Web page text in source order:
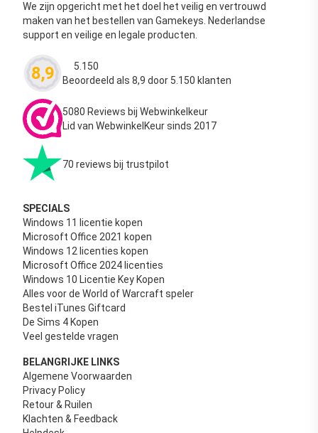
We zijn opgericht met het doel het veilig en vertrouwd
maken van het bestellen van Gamekeys. Nederlandse
support en veilige en legale producten.
8,9 Waardering
5.150
Beoordeeld als 8,9 door 5.150 klanten
5080 Reviews bij Webwinkelkeur
Lid van WebwinkelKeur sinds 2017
70 reviews bij trustpilot
SPECIALS
Windows 11 licentie kopen
Microsoft Office 2021 kopen
Windows 12 licenties kopen
Microsoft Office 2024 licenties
Windows 10 Licentie Key Kopen
Alles voor de World of Warcraft speler
Bestel iTunes Giftcard
De Sims 4 Kopen
Veel gestelde vragen
BELANGRIJKE LINKS
Algemene Voorwaarden
Privacy Policy
Retour & Ruilen
Klachten & Feedback